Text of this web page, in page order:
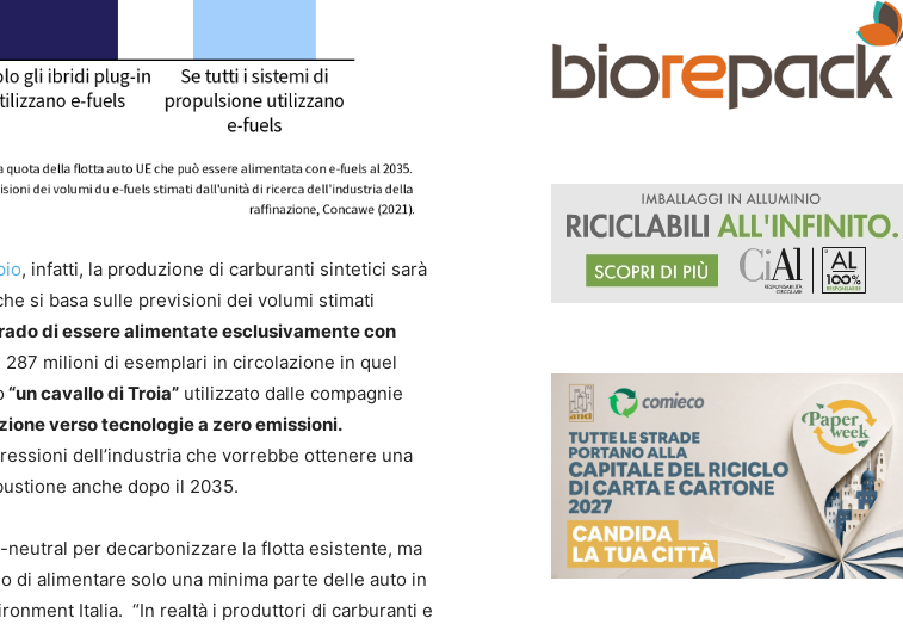
, infatti, la produzione di carburanti sintetici sarà
si basa sulle previsioni dei volumi stimati
di essere alimentate esclusivamente con
milioni di esemplari in circolazione in quel
“un cavallo di Troia” utilizzato dalle compagnie
verso tecnologie a zero emissioni.
dell’industria che vorrebbe ottenere una
anche dopo il 2035.
per decarbonizzare la flotta esistente, ma
di alimentare solo una minima parte delle auto in
Italia. “In realtà i produttori di carburanti e